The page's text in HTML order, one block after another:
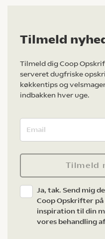
Tilmeld
Tilmeld dig Coop
serveret dugfriske
køkkentips og
indbakken hver uge.
Tilmeld
Ja, tak. Send mig
Coop Opskrifter
inspiration til din
vores behandling